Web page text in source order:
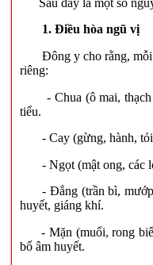
1. Điều hòa ngũ vị
Đông y cho rằng, mỗi
riêng:
- Chua (ô mai, thạch
tiểu.
- Cay (gừng, hành, tỏi,
- Ngọt (mật ong, các
- Đắng (trần bì, mướp
huyết, giáng khí.
- Mặn (muối, rong
bổ âm huyết.